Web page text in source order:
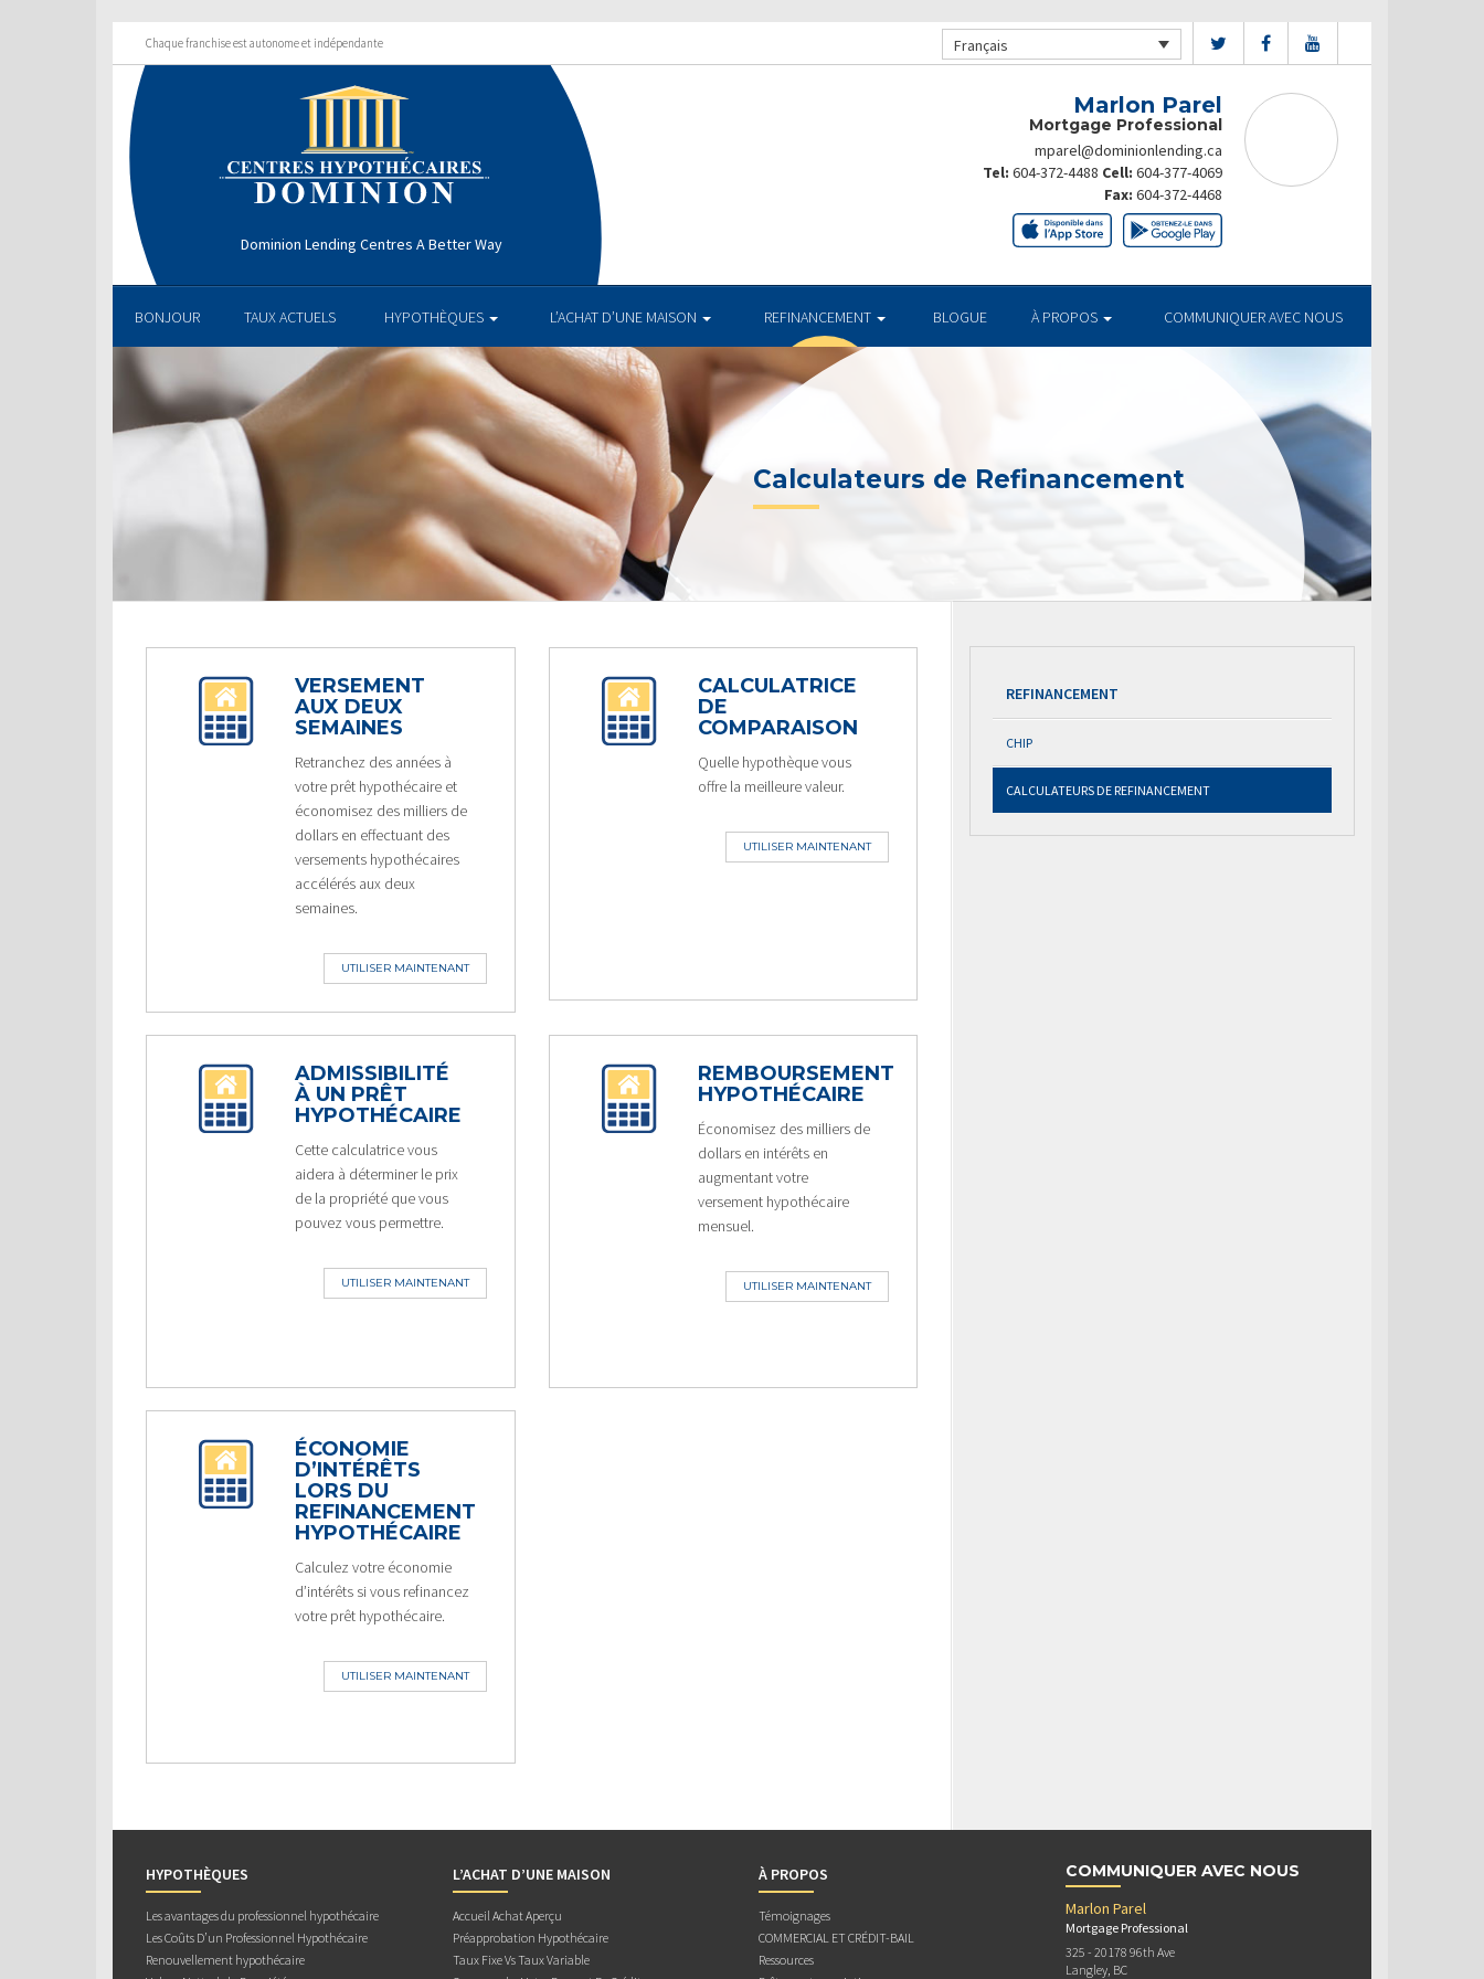
Chaque franchise est autonome et indépendante Français
Dominion Lending Centres A Better Way
Marlon Parel
Mortgage Professional
mparel@dominionlending.ca
Tel: 604-372-4488 Cell: 604-377-4069
Fax: 604-372-4468
BONJOUR TAUX ACTUELS HYPOTHÈQUES L’ACHAT D’UNE MAISON REFINANCEMENT BLOGUE À PROPOS COMMUNIQUER AVEC NOUS
Calculateurs de Refinancement
VERSEMENT
AUX DEUX
SEMAINES
Retranchez des années à
votre prêt hypothécaire et
économisez des milliers de
dollars en effectuant des
versements hypothécaires
accélérés aux deux
semaines.
UTILISER MAINTENANT
CALCULATRICE
DE
COMPARAISON
Quelle hypothèque vous
offre la meilleure valeur.
UTILISER MAINTENANT
ADMISSIBILITÉ
À UN PRÊT
HYPOTHÉCAIRE
Cette calculatrice vous
aidera à déterminer le prix
de la propriété que vous
pouvez vous permettre.
UTILISER MAINTENANT
REMBOURSEMENT
HYPOTHÉCAIRE
Économisez des milliers de
dollars en intérêts en
augmentant votre
versement hypothécaire
mensuel.
UTILISER MAINTENANT
ÉCONOMIE
D’INTÉRÊTS
LORS DU
REFINANCEMENT
HYPOTHÉCAIRE
Calculez votre économie
d’intérêts si vous refinancez
votre prêt hypothécaire.
UTILISER MAINTENANT
REFINANCEMENT
CHIP
CALCULATEURS DE REFINANCEMENT
HYPOTHÈQUES
Les avantages du professionnel hypothécaire
Les Coûts D’un Professionnel Hypothécaire
Renouvellement hypothécaire
L’ACHAT D’UNE MAISON
Accueil Achat Aperçu
Préapprobation Hypothécaire
Taux Fixe Vs Taux Variable
À PROPOS
Témoignages
COMMERCIAL ET CRÉDIT-BAIL
Ressources
COMMUNIQUER AVEC NOUS
Marlon Parel
Mortgage Professional
325 - 20178 96th Ave
Langley, BC